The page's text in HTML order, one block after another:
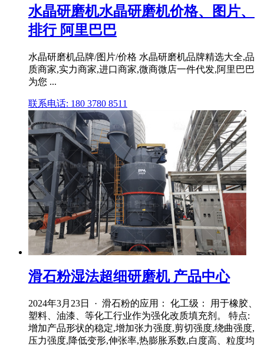
水晶研磨机水晶研磨机价格、图片、
排行 阿里巴巴
水晶研磨机品牌/图片/价格 水晶研磨机品牌精选大全,品
质商家,实力商家,进口商家,微商微店一件代发,阿里巴巴
为您 ...
联系电话: 180 3780 8511
滑石粉湿法超细研磨机 产品中心
2024年3月23日 · 滑石粉的应用： 化工级： 用于橡胶、
塑料、油漆、等化工行业作为强化改质填充剂。 特点:
增加产品形状的稳定,增加张力强度,剪切强度,绕曲强度,
压力强度,降低变形,伸张率,热膨胀系数,白度高、粒度均